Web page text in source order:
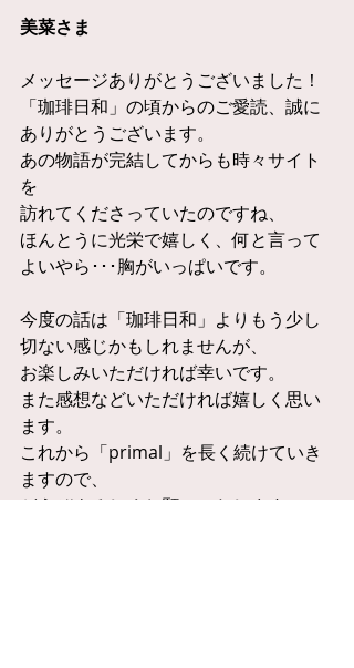
美菜さま
メッセージありがとうございました！
「珈琲日和」の頃からのご愛読、誠に
ありがとうございます。
あの物語が完結してからも時々サイト
を
訪れてくださっていたのですね、
ほんとうに光栄で嬉しく、何と言って
よいやら･･･胸がいっぱいです。
今度の話は「珈琲日和」よりもう少し
切ない感じかもしれませんが、
お楽しみいただければ幸いです。
また感想などいただければ嬉しく思い
ます。
これから「primal」を長く続けていき
ますので、
どうぞよろしくお願いいたします。